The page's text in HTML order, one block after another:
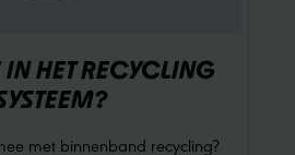
IN HET RECYCLING
met binnenband recycling?